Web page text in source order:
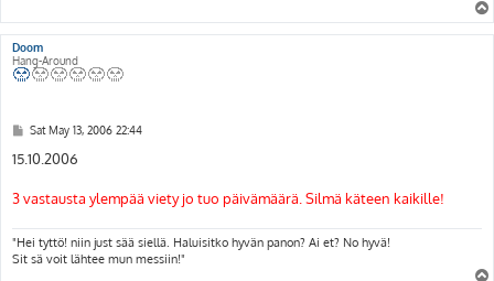
Doom
Hang-Around
P
s
t
Sat May 13, 2006 22:44
15.10.2006
3 vastausta ylempää viety jo tuo päivämäärä. Silmä käteen kaikille!
"Hei tyttö! niin just sää siellä. Haluisitko hyvän panon? Ai et? No hyvä!
Sit sä voit lähtee mun messiin!"